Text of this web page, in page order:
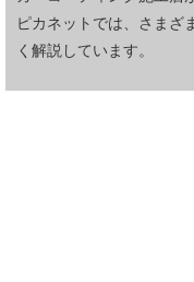
ピカネットでは、さまざ
く解説しています。